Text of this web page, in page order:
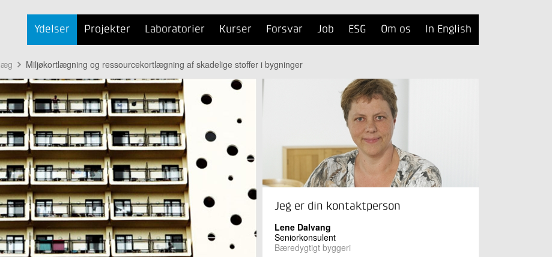
Ydelser Projekter Laboratorier Kurser Forsvar Job ESG Om os In English
Miljøkortlægning og ressourcekortlægning af skadelige stoffer i bygninger
Jeg er din kontaktperson
Lene Dalvang
Seniorkonsulent
Bæredygtigt byggeri